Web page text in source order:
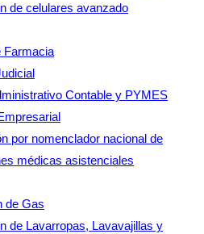
de celulares avanzado
Farmacia
Contable y PYMES
por nomenclador nacional de
médicas asistenciales
de Gas
de Lavarropas, Lavavajillas y